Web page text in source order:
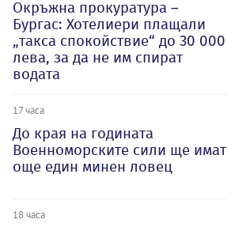
Окръжна прокуратура –
Бургас: Хотелиери плащали
„такса спокойствие“ до 30 000
лева, за да не им спират
водата
17 часа
До края на годината
Военноморските сили ще имат
още един минен ловец
18 часа